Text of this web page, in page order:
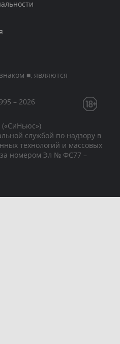
■, являются
– 2026
(«СиНьюс»)
службой по надзору в
технологий и массовых
номером Эл № ФС77 –